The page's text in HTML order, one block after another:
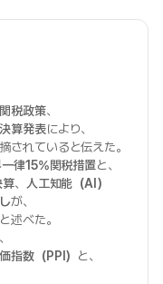
関税政策、
算発表により、
されていると伝えた。
律15%関税措置と、
算、
人工知能（AI）
が、
述べた。
指数（PPI） と、